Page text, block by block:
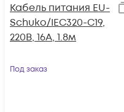
Кабель питания EU-
Schuko/IEC320-C19,
220B, 16А, 1.8м
Под заказ